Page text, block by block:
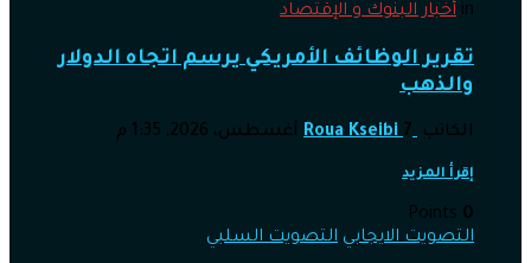
in أخبار البنوك و الإقتصاد
تقرير الوظائف الأمريكي يرسم اتجاه الدولار
والذهب
الكاتب Roua Kseibi 7 أغسطس، 2026, 1:35 م
إقرأ المزيد
0
التصويت الايجابي التصويت السلبي